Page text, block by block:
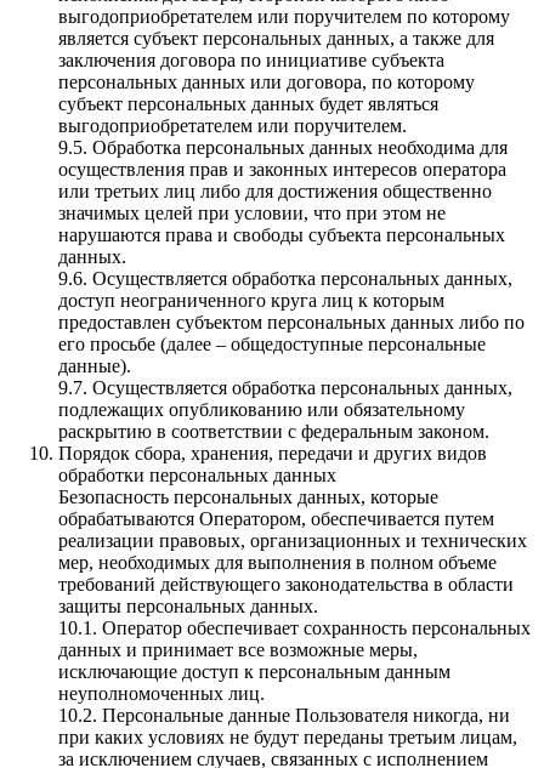
выгодоприобретателем или поручителем по которому
является субъект персональных данных, а также для
заключения договора по инициативе субъекта
персональных данных или договора, по которому
субъект персональных данных будет являться
выгодоприобретателем или поручителем.
9.5. Обработка персональных данных необходима для
осуществления прав и законных интересов оператора
или третьих лиц либо для достижения общественно
значимых целей при условии, что при этом не
нарушаются права и свободы субъекта персональных
данных.
9.6. Осуществляется обработка персональных данных,
доступ неограниченного круга лиц к которым
предоставлен субъектом персональных данных либо по
его просьбе (далее – общедоступные персональные
данные).
9.7. Осуществляется обработка персональных данных,
подлежащих опубликованию или обязательному
раскрытию в соответствии с федеральным законом.
Порядок сбора, хранения, передачи и других видов
обработки персональных данных
Безопасность персональных данных, которые
обрабатываются Оператором, обеспечивается путем
реализации правовых, организационных и технических
мер, необходимых для выполнения в полном объеме
требований действующего законодательства в области
защиты персональных данных.
10.1. Оператор обеспечивает сохранность персональных
данных и принимает все возможные меры,
исключающие доступ к персональным данным
неуполномоченных лиц.
10.2. Персональные данные Пользователя никогда, ни
при каких условиях не будут переданы третьим лицам,
за исключением случаев, связанных с исполнением